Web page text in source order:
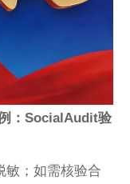
：SocialAudit验
敏；如需核验合